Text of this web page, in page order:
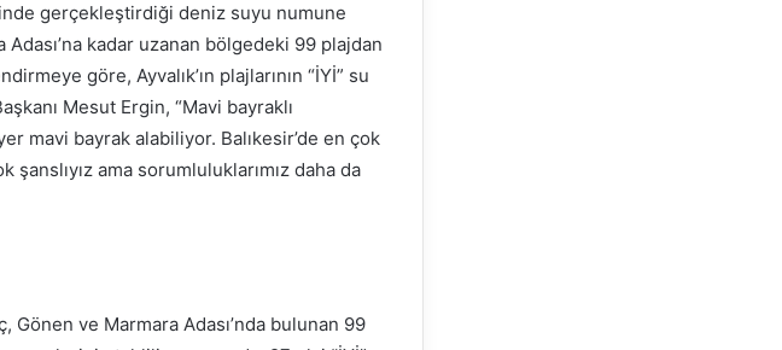
gerçekleştirdiği deniz suyu numune
Adası’na kadar uzanan bölgedeki 99 plajdan
göre, Ayvalık’ın plajlarının “İYİ” su
Mesut Ergin, “Mavi bayraklı
mavi bayrak alabiliyor. Balıkesir’de en çok
şanslıyız ama sorumluluklarımız daha da
Gönen ve Marmara Adası’nda bulunan 99